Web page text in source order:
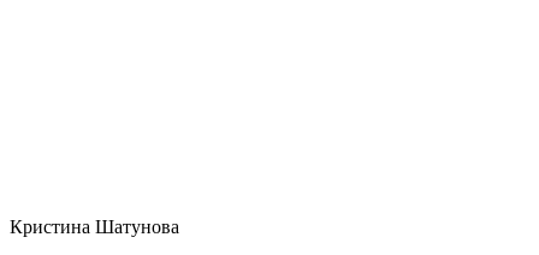
Кристина Шатунова